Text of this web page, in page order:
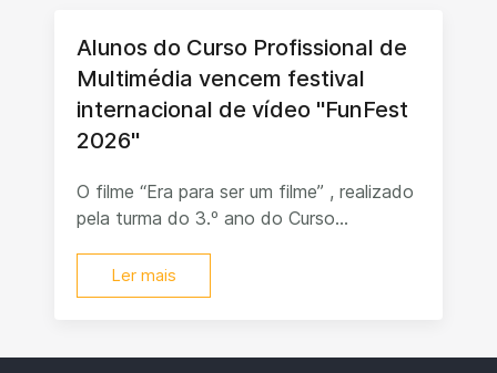
Alunos do Curso Profissional de
Multimédia vencem festival
internacional de vídeo "FunFest
2026"
O filme “Era para ser um filme” , realizado
pela turma do 3.º ano do Curso...
Ler mais